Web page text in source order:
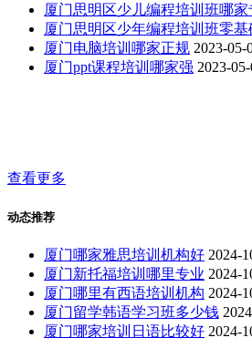
厦门思明区少儿编程培训班哪家
厦门思明区少年编程培训班零
厦门电脑培训哪家正规 2023-05-
厦门ppt课程培训哪家强 2023-
查看更多
动态推荐
厦门哪家雅思培训机构好 2024-
厦门新托福培训哪里专业 2024-
厦门哪里有西语培训机构 2024-
厦门留学韩语学习班多少钱
厦门哪家培训日语比较好 2024-